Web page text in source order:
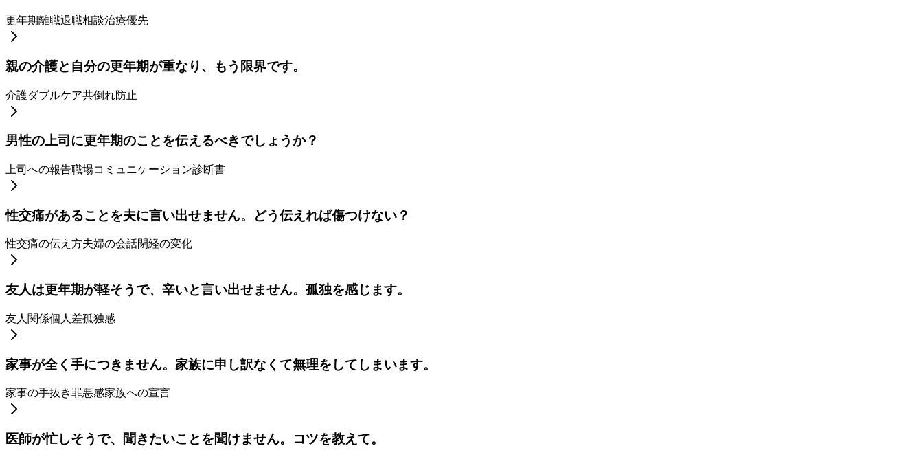
更年期離職退職相談治療優先
親の介護と自分の更年期が重なり、もう限界です。
介護ダブルケア共倒れ防止
男性の上司に更年期のことを伝えるべきでしょうか？
上司への報告職場コミュニケーション診断書
性交痛があることを夫に言い出せません。どう伝えれば傷つけない？
性交痛の伝え方夫婦の会話閉経の変化
友人は更年期が軽そうで、辛いと言い出せません。孤独を感じます。
友人関係個人差孤独感
家事が全く手につきません。家族に申し訳なくて無理をしてしまいます。
家事の手抜き罪悪感家族への宣言
医師が忙しそうで、聞きたいことを聞けません。コツを教えて。